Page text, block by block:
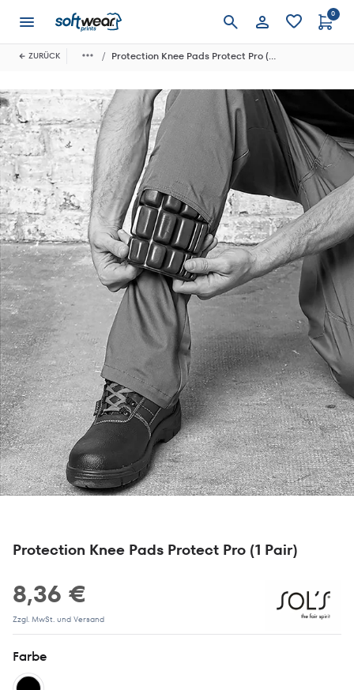
Anmelden
0
ZURÜCK Protection Knee Pads Protect Pro (1 Pair)
Protection Knee Pads Protect Pro (1 Pair)
8,36 €
Zzgl. MwSt. und Versand
Farbe